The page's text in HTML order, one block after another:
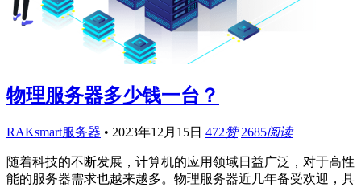
物理服务器多少钱一台？
RAKsmart服务器 • 2023年12月15日 472赞 2685阅读
随着科技的不断发展，计算机的应用领域日益广泛，对于高性
能的服务器需求也越来越多。物理服务器近几年备受欢迎，具